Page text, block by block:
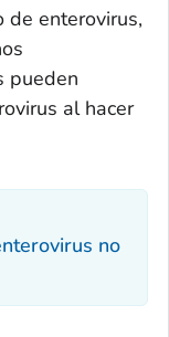
de enterovirus,
pueden
al hacer
no